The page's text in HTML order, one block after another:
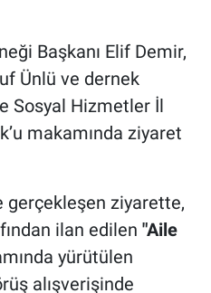
Başkanı Elif Demir,
Ünlü ve dernek
Sosyal Hizmetler İl
makamında ziyaret
ziyarette,
ilan edilen "Aile
yürütülen
alışverişinde